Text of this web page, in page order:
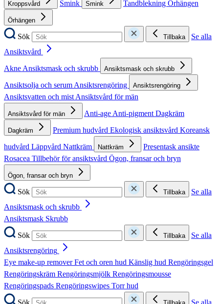
Kroppsvård Smink Smink Tandblekning Örhängen
Örhängen
Sök Tillbaka
Se alla
Ansiktsvård
AkneAnsiktsmask och skrubb Ansiktsmask och skrubb
Ansiktsolja och serumAnsiktsrengöring Ansiktsrengöring
Ansiktsvatten och mistAnsiktsvård för män
Ansiktsvård för män Anti-ageAnti-pigmentDagkräm
Dagkräm Premium hudvård Ekologisk ansiktsvård Koreansk
hudvård Läppvård Nattkräm Nattkräm
Presentask ansikte
Rosacea Tillbehör för ansiktsvård Ögon, fransar och bryn
Ögon, fransar och bryn
Sök Tillbaka
Se alla
Ansiktsmask och skrubb
Ansiktsmask Skrubb
Sök
Tillbaka
Se alla
Ansiktsrengöring
Eye make-up removerFet och oren hud Känslig hud Rengöringsgel
Rengöringskräm Rengöringsmjölk Rengöringsmousse
Rengöringspads Rengöringswipes Torr hud